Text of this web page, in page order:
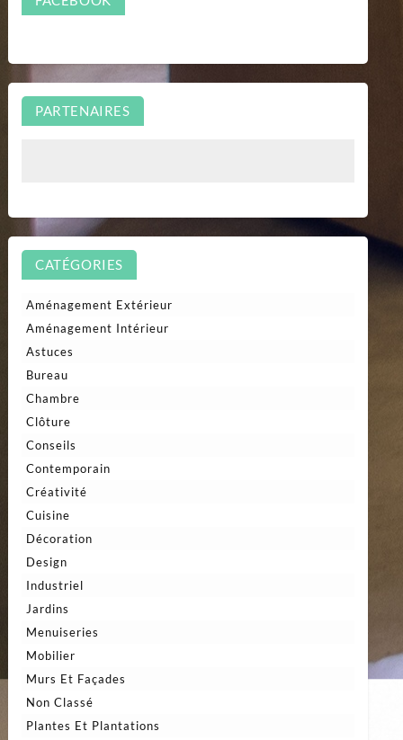
PARTENAIRES
CATÉGORIES
Aménagement Extérieur
Aménagement Intérieur
Astuces
Bureau
Chambre
Clôture
Conseils
Contemporain
Créativité
Cuisine
Décoration
Design
Industriel
Jardins
Menuiseries
Mobilier
Murs Et Façades
Non Classé
Plantes Et Plantations